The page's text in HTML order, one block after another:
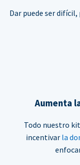
Dar puede ser
Aumenta
Todo nuestro
incentivar la